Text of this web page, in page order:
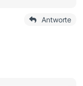
Antworte